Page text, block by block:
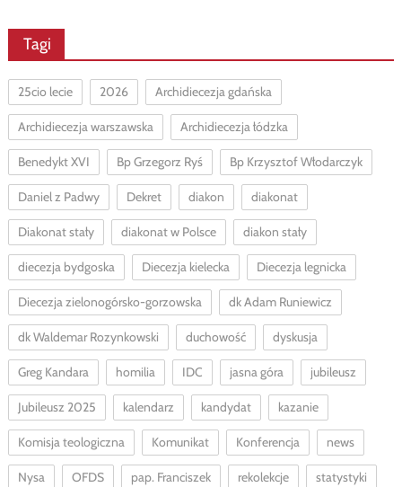
Tagi
25cio lecie 2026 Archidiecezja gdańska
Archidiecezja warszawska Archidiecezja łódzka
Benedykt XVI Bp Grzegorz Ryś Bp Krzysztof Włodarczyk
Daniel z Padwy Dekret diakon diakonat
Diakonat stały diakonat w Polsce diakon stały
diecezja bydgoska Diecezja kielecka Diecezja legnicka
Diecezja zielonogórsko-gorzowska dk Adam Runiewicz
dk Waldemar Rozynkowski duchowość dyskusja
Greg Kandara homilia IDC jasna góra jubileusz
Jubileusz 2025 kalendarz kandydat kazanie
Komisja teologiczna Komunikat Konferencja news
Nysa OFDS pap. Franciszek rekolekcje statystyki